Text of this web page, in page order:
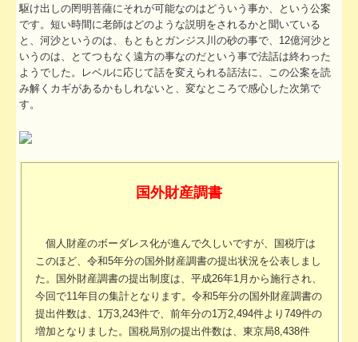
事務所通信バックナンバー
社会福祉法人ＮＰＯ法人料金表
駆け出しの罔明菩薩にそれが可能なのはどういう事か、という公案
です。短い時間に老師はどのような説明をされるかと聞いている
と、河沙というのは、もともとガンジス川の砂の事で、12億河沙と
いうのは、とてつもなく遠方の事なのだという事で法話は終わった
ようでした。レベルに応じて話を変えられる話法に、この公案を読
み解くカギがあるかもしれないと、変なところで感心した次第で
す。
国外財産調書
個人財産のボーダレス化が進んで久しいですが、国税庁は
このほど、令和5年分の国外財産調書の提出状況を公表しまし
た。国外財産調書の提出制度は、平成26年1月から施行され、
今回で11年目の集計となります。令和5年分の国外財産調書の
提出件数は、1万3,243件で、前年分の1万2,494件より749件の
増加となりました。国税局別の提出件数は、東京局8,438件